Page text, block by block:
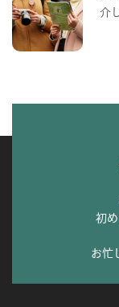
介
初
お忙